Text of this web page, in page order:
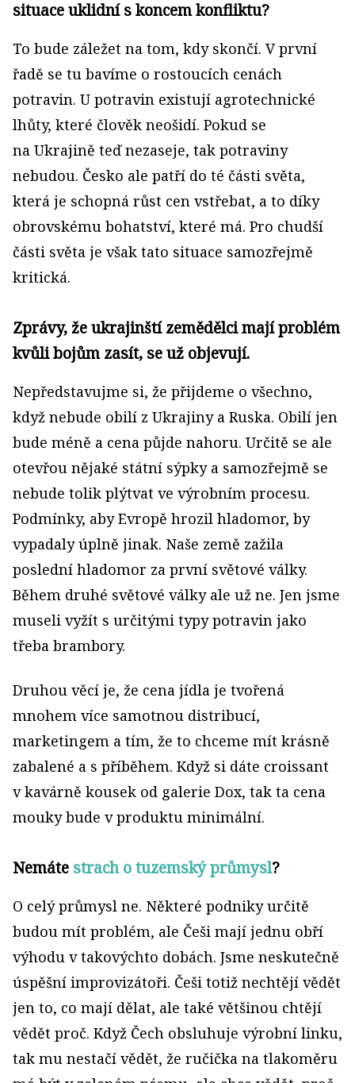
situace uklidní s koncem konfliktu?
To bude záležet na tom, kdy skončí. V první
řadě se tu bavíme o rostoucích cenách
potravin. U potravin existují agrotechnické
lhůty, které člověk neošidí. Pokud se
na Ukrajině teď nezaseje, tak potraviny
nebudou. Česko ale patří do té části světa,
která je schopná růst cen vstřebat, a to díky
obrovskému bohatství, které má. Pro chudší
části světa je však tato situace samozřejmě
kritická.
Zprávy, že ukrajinští zemědělci mají problém
kvůli bojům zasít, se už objevují.
Nepředstavujme si, že přijdeme o všechno,
když nebude obilí z Ukrajiny a Ruska. Obilí jen
bude méně a cena půjde nahoru. Určitě se ale
otevřou nějaké státní sýpky a samozřejmě se
nebude tolik plýtvat ve výrobním procesu.
Podmínky, aby Evropě hrozil hladomor, by
vypadaly úplně jinak. Naše země zažila
poslední hladomor za první světové války.
Během druhé světové války ale už ne. Jen jsme
museli vyžít s určitými typy potravin jako
třeba brambory.
Druhou věcí je, že cena jídla je tvořená
mnohem více samotnou distribucí,
marketingem a tím, že to chceme mít krásně
zabalené a s příběhem. Když si dáte croissant
v kavárně kousek od galerie Dox, tak ta cena
mouky bude v produktu minimální.
Nemáte strach o tuzemský průmysl?
O celý průmysl ne. Některé podniky určitě
budou mít problém, ale Češi mají jednu obří
výhodu v takovýchto dobách. Jsme neskutečně
úspěšní improvizátoři. Češi totiž nechtějí vědět
jen to, co mají dělat, ale také většinou chtějí
vědět proč. Když Čech obsluhuje výrobní linku,
tak mu nestačí vědět, že ručička na tlakoměru